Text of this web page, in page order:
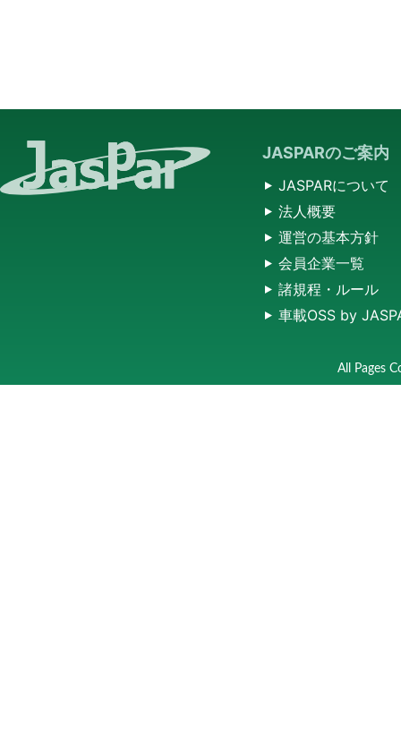
JASPARのご案内
JASPARについて
法人概要
運営の基本方針
会員企業一覧
諸規程・ルール
車載OSS by
All Pages